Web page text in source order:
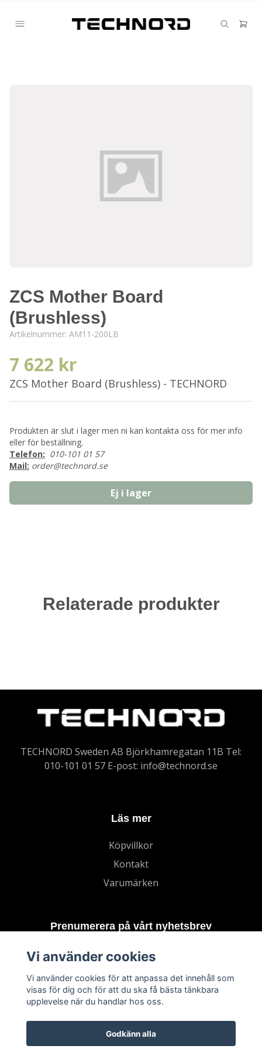
ZCS Mother Board
(Brushless)
Artikelnummer: AM11-200LB
7 622 kr
ZCS Mother Board (Brushless) - TECHNORD
Produkten är slut i lager men ni kan kontakta oss för mer info
eller för beställning.
Telefon: 010-101 01 57
Mail: order@technord.se
Ej i lager
Relaterade produkter
TECHNORD Sweden AB Björkhamregatan 11B Tel:
010-101 01 57 E-post: info@technord.se
Läs mer
Köpvillkor
Kontakt
Varumärken
Prenumerera på vårt nyhetsbrev
Vi använder cookies
Vi använder cookies för att anpassa det innehåll som
visas för dig och för att du ska få bästa tänkbara
upplevelse när du handlar hos oss.
Godkänn alla